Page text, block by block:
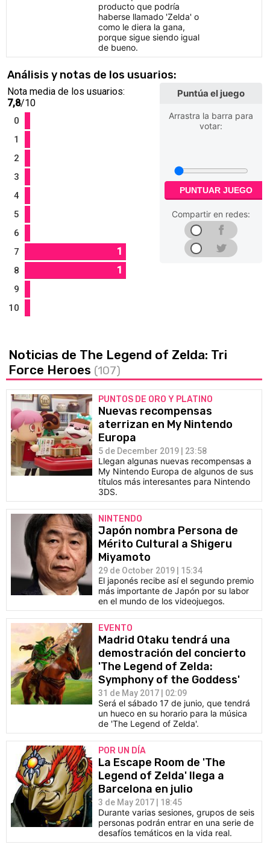
producto que podría
haberse llamado 'Zelda' o
como le diera la gana,
porque sigue siendo igual
de bueno.
Análisis y notas de los usuarios:
Nota media de los usuarios:
7,8/10
0
1
2
3
4
5
6
7
1
8 1
9
10
Puntúa el juego
Arrastra la barra para
votar:
PUNTUAR JUEGO
Compartir en redes:
Noticias de The Legend of Zelda: Tri
Force Heroes (107)
PUNTOS DE ORO Y PLATINO
Nuevas recompensas
aterrizan en My Nintendo
Europa
5 de December 2019 | 23:58
Llegan algunas nuevas recompensas a
My Nintendo Europa de algunos de sus
títulos más interesantes para Nintendo
3DS.
NINTENDO
Japón nombra Persona de
Mérito Cultural a Shigeru
Miyamoto
29 de October 2019 | 15:34
El japonés recibe así el segundo premio
más importante de Japón por su labor
en el mundo de los videojuegos.
EVENTO
Madrid Otaku tendrá una
demostración del concierto
'The Legend of Zelda:
Symphony of the Goddess'
31 de May 2017 | 02:09
Será el sábado 17 de junio, que tendrá
un hueco en su horario para la música
de 'The Legend of Zelda'.
POR UN DÍA
La Escape Room de 'The
Legend of Zelda' llega a
Barcelona en julio
3 de May 2017 | 18:45
Durante varias sesiones, grupos de seis
personas podrán entrar en una serie de
desafíos temáticos en la vida real.